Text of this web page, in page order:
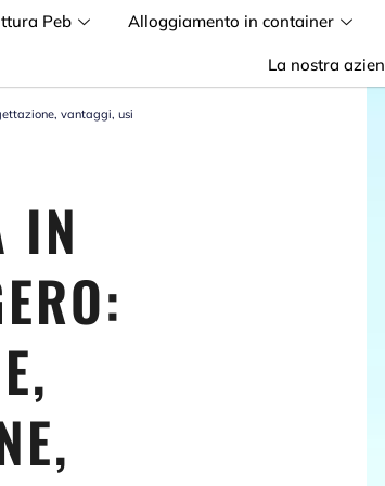
Peb Alloggiamento in container
La nostra
vantaggi, usi
IN